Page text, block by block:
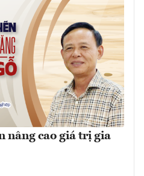
nâng cao giá trị gia